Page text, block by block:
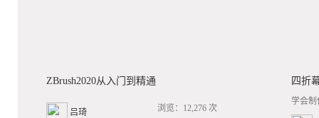
ZBrush2020从入门到精通
吕琦 浏览：12,276 次
四折
学会制